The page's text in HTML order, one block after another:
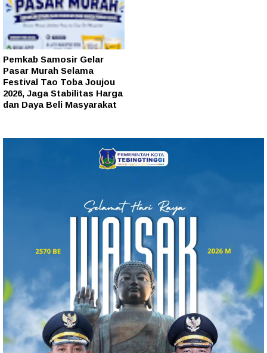
Pemkab Samosir Gelar
Pasar Murah Selama
Festival Tao Toba Joujou
2026, Jaga Stabilitas Harga
dan Daya Beli Masyarakat